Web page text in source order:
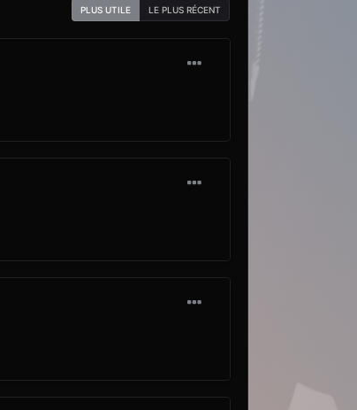
PLUS UTILE LE PLUS RÉCENT